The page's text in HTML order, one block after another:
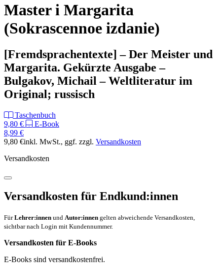
Master i Margarita
(Sokrascennoe izdanie)
[Fremdsprachentexte] – Der Meister und
Margarita. Gekürzte Ausgabe –
Bulgakov, Michail – Weltliteratur im
Original; russisch
Taschenbuch
9,80 €
E-Book
8,99 €
9,80 €inkl. MwSt., ggf. zzgl. Versandkosten
Versandkosten
Versandkosten für Endkund:innen
FürLehrer:innen und Autor:innen gelten abweichende Versandkosten,
sichtbar nach Login mit Kundennummer.
Versandkosten für E-Books
E-Books sind versandkostenfrei.